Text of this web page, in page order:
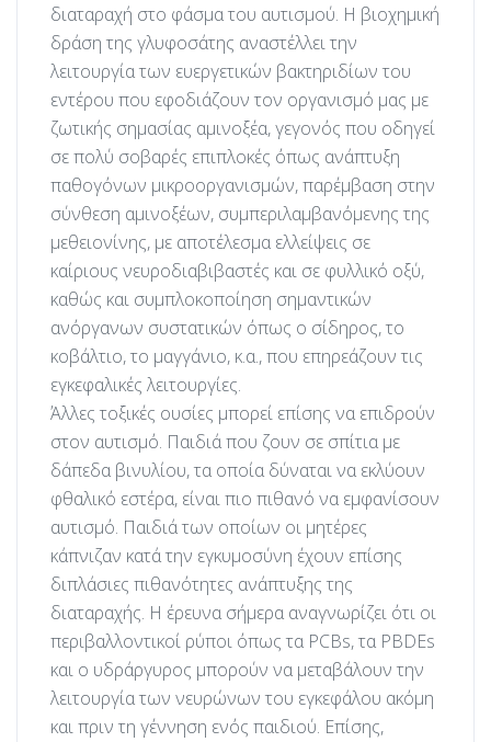
διαταραχή στο φάσμα του αυτισμού. Η βιοχημική
δράση της γλυφοσάτης αναστέλλει την
λειτουργία των ευεργετικών βακτηριδίων του
εντέρου που εφοδιάζουν τον οργανισμό μας με
ζωτικής σημασίας αμινοξέα, γεγονός που οδηγεί
σε πολύ σοβαρές επιπλοκές όπως ανάπτυξη
παθογόνων μικροοργανισμών, παρέμβαση στην
σύνθεση αμινοξέων, συμπεριλαμβανόμενης της
μεθειονίνης, με αποτέλεσμα ελλείψεις σε
καίριους νευροδιαβιβαστές και σε φυλλικό οξύ,
καθώς και συμπλοκοποίηση σημαντικών
ανόργανων συστατικών όπως ο σίδηρος, το
κοβάλτιο, το μαγγάνιο, κ.α., που επηρεάζουν τις
εγκεφαλικές λειτουργίες.
Άλλες τοξικές ουσίες μπορεί επίσης να επιδρούν
στον αυτισμό. Παιδιά που ζουν σε σπίτια με
δάπεδα βινυλίου, τα οποία δύναται να εκλύουν
φθαλικό εστέρα, είναι πιο πιθανό να εμφανίσουν
αυτισμό. Παιδιά των οποίων οι μητέρες
κάπνιζαν κατά την εγκυμοσύνη έχουν επίσης
διπλάσιες πιθανότητες ανάπτυξης της
διαταραχής. Η έρευνα σήμερα αναγνωρίζει ότι οι
περιβαλλοντικοί ρύποι όπως τα PCBs, τα PBDEs
και ο υδράργυρος μπορούν να μεταβάλουν την
λειτουργία των νευρώνων του εγκεφάλου ακόμη
και πριν τη γέννηση ενός παιδιού. Επίσης,